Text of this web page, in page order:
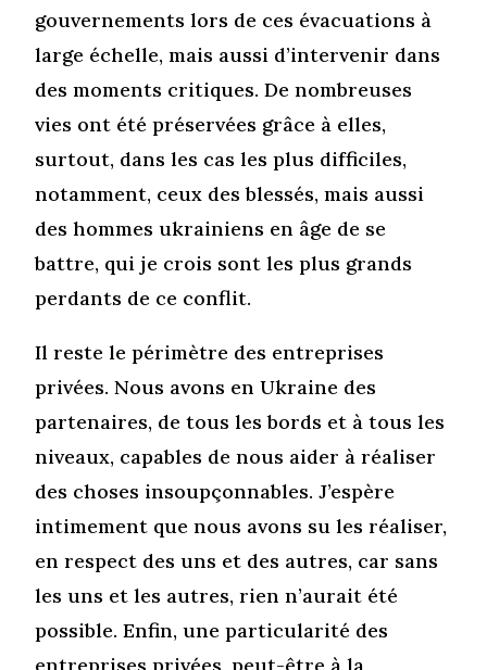
gouvernements lors de ces évacuations à
large échelle, mais aussi d’intervenir dans
des moments critiques. De nombreuses
vies ont été préservées grâce à elles,
surtout, dans les cas les plus difficiles,
notamment, ceux des blessés, mais aussi
des hommes ukrainiens en âge de se
battre, qui je crois sont les plus grands
perdants de ce conflit.
Il reste le périmètre des entreprises
privées. Nous avons en Ukraine des
partenaires, de tous les bords et à tous les
niveaux, capables de nous aider à réaliser
des choses insoupçonnables. J’espère
intimement que nous avons su les réaliser,
en respect des uns et des autres, car sans
les uns et les autres, rien n’aurait été
possible. Enfin, une particularité des